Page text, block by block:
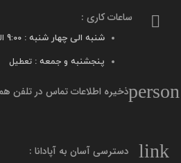
ساعات کاری :
شنبه الی چهار شنبه :9:00 الی 17:00
پنجشنبه و جمعه : تعطیل
personذخیره اطلاعات تماس در تلفن
link دسترسی آسان به آپادانا :